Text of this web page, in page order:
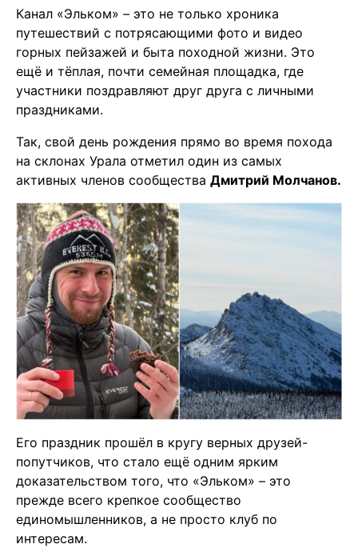
Канал «Эльком» – это не только хроника
путешествий с потрясающими фото и видео
горных пейзажей и быта походной жизни. Это
ещё и тёплая, почти семейная площадка, где
участники поздравляют друг друга с личными
праздниками.
Так, свой день рождения прямо во время похода
на склонах Урала отметил один из самых
активных членов сообщества Дмитрий Молчанов.
Его праздник прошёл в кругу верных друзей-
попутчиков, что стало ещё одним ярким
доказательством того, что «Эльком» – это
прежде всего крепкое сообщество
единомышленников, а не просто клуб по
интересам.